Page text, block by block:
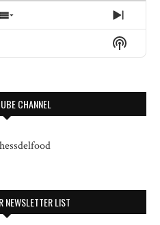
SHOW
EPISODES
NEXT
Show
CHANNEL
NEWSLETTER LIST